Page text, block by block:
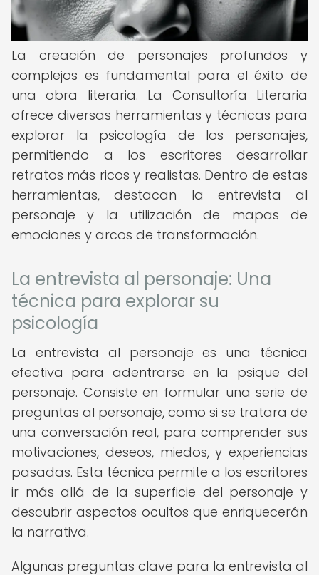
La creación de personajes profundos y
complejos es fundamental para el éxito de
una obra literaria. La Consultoría Literaria
ofrece diversas herramientas y técnicas para
explorar la psicología de los personajes,
permitiendo a los escritores desarrollar
retratos más ricos y realistas. Dentro de estas
herramientas, destacan la entrevista al
personaje y la utilización de mapas de
emociones y arcos de transformación.
La entrevista al personaje: Una
técnica para explorar su
psicología
La entrevista al personaje es una técnica
efectiva para adentrarse en la psique del
personaje. Consiste en formular una serie de
preguntas al personaje, como si se tratara de
una conversación real, para comprender sus
motivaciones, deseos, miedos, y experiencias
pasadas. Esta técnica permite a los escritores
ir más allá de la superficie del personaje y
descubrir aspectos ocultos que enriquecerán
la narrativa.
Algunas preguntas clave para la entrevista al